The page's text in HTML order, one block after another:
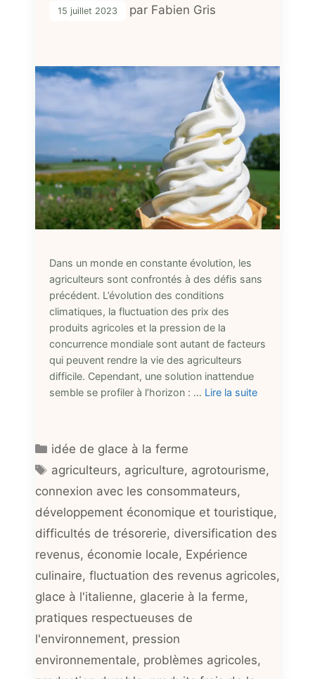
15 juillet 2023 par Fabien Gris
Dans un monde en constante évolution, les
agriculteurs sont confrontés à des défis sans
précédent. L’évolution des conditions
climatiques, la fluctuation des prix des
produits agricoles et la pression de la
concurrence mondiale sont autant de facteurs
qui peuvent rendre la vie des agriculteurs
difficile. Cependant, une solution inattendue
semble se profiler à l’horizon : … Lire la suite
Catégories
idée de glace à la ferme
Étiquettes
agriculteurs, agriculture, agrotourisme,
connexion avec les consommateurs,
développement économique et touristique,
difficultés de trésorerie, diversification des
revenus, économie locale, Expérience
culinaire, fluctuation des revenus agricoles,
glace à l'italienne, glacerie à la ferme,
pratiques respectueuses de
l'environnement, pression
environnementale, problèmes agricoles,